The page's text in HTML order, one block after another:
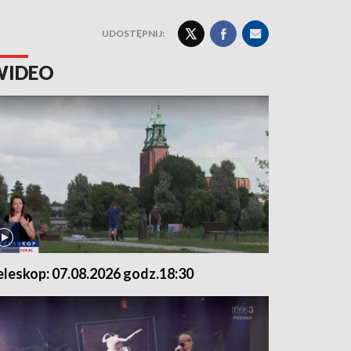
UDOSTĘPNIJ:
07.08.2026 godz.18:30